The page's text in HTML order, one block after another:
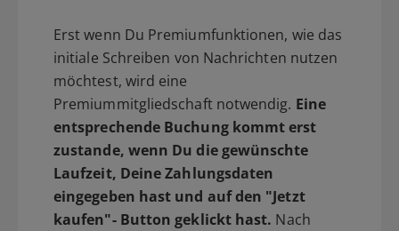
Erst wenn Du Premiumfunktionen, wie das
initiale Schreiben von Nachrichten nutzen
möchtest, wird eine
Premiummitgliedschaft notwendig. Eine
entsprechende Buchung kommt erst
zustande, wenn Du die gewünschte
Laufzeit, Deine Zahlungsdaten
eingegeben hast und auf den "Jetzt
kaufen"- Button geklickt hast. Nach